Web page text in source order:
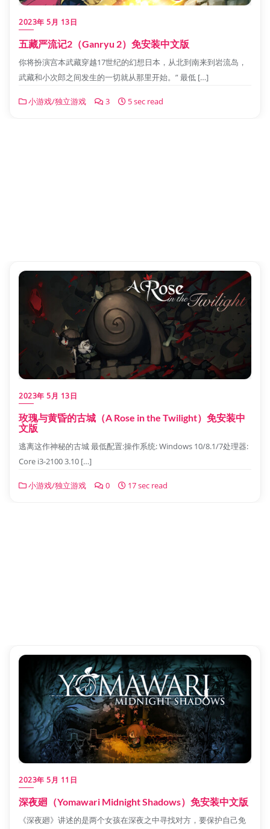
2023年 5月 13日
五藏严流记2（Ganryu 2）免安装中文版
你将扮演宫本武藏穿越17世纪的幻想日本，从北到南来到岩流岛，
武藏和小次郎之间发生的一切就从那里开始。” 最低 […]
小游戏/独立游戏 3 5 sec read
2023年 5月 13日
玫瑰与黄昏的古城（A Rose in the Twilight）免安装中
文版
逃离这作神秘的古城 最低配置:操作系统: Windows 10/8.1/7处理器:
Core i3-2100 3.10 […]
小游戏/独立游戏 0 17 sec read
2023年 5月 11日
深夜廻（Yomawari Midnight Shadows）免安装中文版
《深夜廻》讲述的是两个女孩在深夜之中寻找对方，要保护自己免